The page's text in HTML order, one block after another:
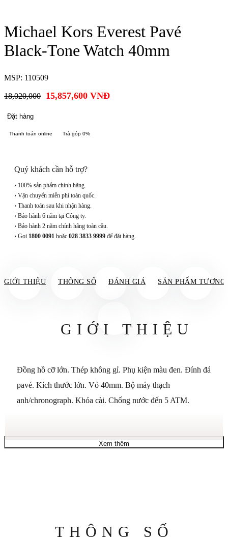
Michael Kors Everest Pavé
Black-Tone Watch 40mm
MSP: 110509
18,020,000 15,857,600 VNĐ
Đặt hàng
Thanh toán online Trả góp 0%
Quý khách cần hỗ trợ?
› 100% sản phẩm chính hãng.
› Vận chuyển miễn phí toàn quốc.
› Thanh toán sau khi nhận hàng.
› Bảo hành 6 năm tại Công ty.
› Bảo hành 2 năm chính hãng toàn cầu.
› Gọi 1800 0091 hoặc 028 3833 9999 để đặt hàng.
GIỚI THIỆU THÔNG SỐ ĐÁNH GIÁ SẢN PHẨM TƯƠNG
GIỚI THIỆU
Đồng hồ cỡ lớn. Thép không gỉ. Phụ kiện màu đen. Đính đá
pavé. Kích thước lớn. Vỏ 40mm. Bộ máy thạch
anh/chronograph. Khóa cài. Chống nước đến 5 ATM.
Xem thêm
THÔNG SỐ